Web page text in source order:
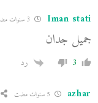
Iman stati
جميل جدان
3 رد
azhar